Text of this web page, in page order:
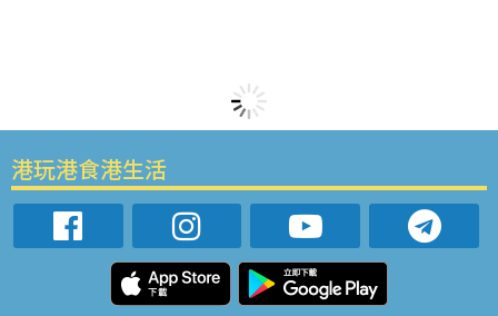
港玩港食港生活